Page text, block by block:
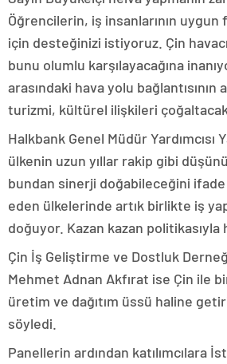
Öğrencilerin, iş insanlarının
için desteğinizi istiyoruz. Çin
bunu olumlu karşılayacağına
arasındaki hava yolu
turizmi, kültürel ilişkileri
Halkbank Genel Müdür Yardımcısı
ülkenin uzun yıllar rakip gibi
bundan sinerji doğabileceğini
eden ülkelerinde artık birlikte iş
doğuyor. Kazan kazan
Çin İş Geliştirme ve Dostluk
Mehmet Adnan Akfırat ise Çin ile
üretim ve dağıtım üssü haline
söyledi.
Panellerin ardından katılımcılara